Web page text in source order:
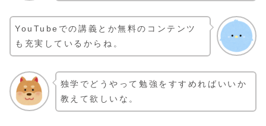
YouTubeでの講義とか無料のコンテンツ
も充実しているからね。
独学でどうやって勉強をすすめればいいか
教えて欲しいな。